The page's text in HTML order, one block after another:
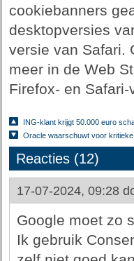
cookiebanners
desktopversies
versie van Safari.
meer in de Web
Firefox- en
ING-klant krijgt 50.000 euro
Oracle waarschuwt voor
Reacties (12)
17-07-2024, 09:28
Google moet zo
Ik gebruik